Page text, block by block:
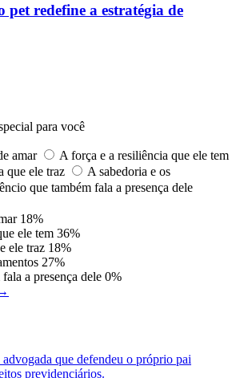
pet redefine a estratégia de
para você
amar
A força e a resiliência que ele tem
que ele traz
A sabedoria e os
que também fala a presença dele
18%
ele tem 36%
ele traz 18%
27%
a presença dele 0%